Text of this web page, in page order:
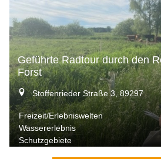
Geführte Radtour durch den
Forst
Stoffenrieder Straße 3, 89297
Freizeit/Erlebniswelten
Wassererlebnis
Schutzgebiete